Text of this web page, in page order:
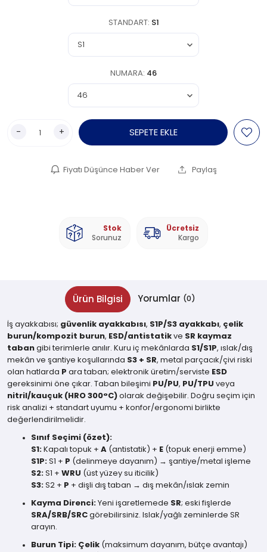
STANDART: S1
NUMARA: 46
- + SEPETE EKLE
Fiyatı Düşünce Haber Ver Paylaş
Stok
Sorunuz
Ücretsiz
Kargo
Ürün Bilgisi Yorumlar (0)
İş ayakkabısı; güvenlik ayakkabısı, S1P/S3 ayakkabı, çelik
burun/kompozit burun, ESD/antistatik ve SR kaymaz
taban gibi terimlerle anılır. Kuru iç mekânlarda S1/S1P, ıslak/dış
mekân ve şantiye koşullarında S3 + SR, metal parçacık/çivi riski
olan hatlarda P ara taban; elektronik üretim/serviste ESD
gereksinimi öne çıkar. Taban bileşimi PU/PU, PU/TPU veya
nitril/kauçuk (HRO 300°C) olarak değişebilir. Doğru seçim için
risk analizi + standart uyumu + konfor/ergonomi birlikte
değerlendirilmelidir.
Sınıf Seçimi (özet):
S1: Kapalı topuk + A (antistatik) + E (topuk enerji emme)
S1P: S1 + P (delinmeye dayanım) → şantiye/metal işleme
S2: S1 + WRU (üst yüzey su iticilik)
S3: S2 + P + dişli dış taban → dış mekân/ıslak zemin
Kayma Direnci: Yeni işaretlemede SR; eski fişlerde
SRA/SRB/SRC görebilirsiniz. Islak/yağlı zeminlerde SR
arayın.
Burun Tipi: Çelik (maksimum dayanım, bütçe avantajı)